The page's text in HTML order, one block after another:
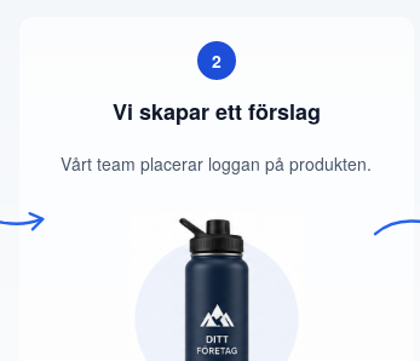
2
Vi skapar ett förslag
Vårt team placerar loggan på produkten.